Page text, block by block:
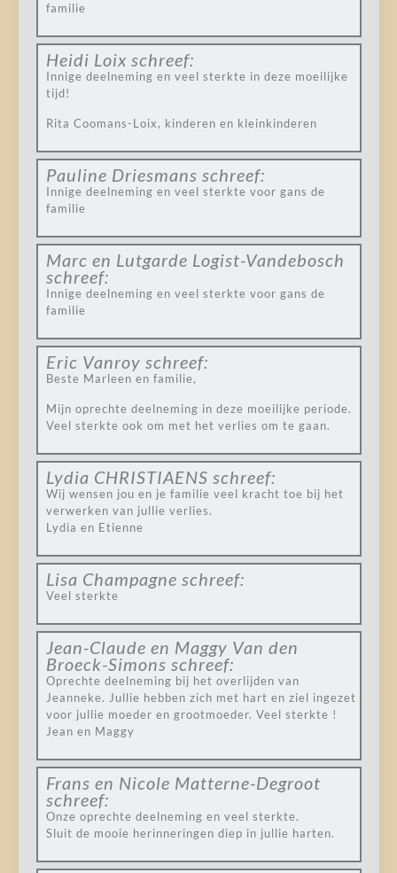
familie
Heidi Loix schreef:
Innige deelneming en veel sterkte in deze moeilijke
tijd!
Rita Coomans-Loix, kinderen en kleinkinderen
Pauline Driesmans schreef:
Innige deelneming en veel sterkte voor gans de
familie
Marc en Lutgarde Logist-Vandebosch
schreef:
Innige deelneming en veel sterkte voor gans de
familie
Eric Vanroy schreef:
Beste Marleen en familie,
Mijn oprechte deelneming in deze moeilijke periode.
Veel sterkte ook om met het verlies om te gaan.
Lydia CHRISTIAENS schreef:
Wij wensen jou en je familie veel kracht toe bij het
verwerken van jullie verlies.
Lydia en Etienne
Lisa Champagne schreef:
Veel sterkte
Jean-Claude en Maggy Van den
Broeck-Simons schreef:
Oprechte deelneming bij het overlijden van
Jeanneke. Jullie hebben zich met hart en ziel ingezet
voor jullie moeder en grootmoeder. Veel sterkte !
Jean en Maggy
Frans en Nicole Matterne-Degroot
schreef:
Onze oprechte deelneming en veel sterkte.
Sluit de mooie herinneringen diep in jullie harten.